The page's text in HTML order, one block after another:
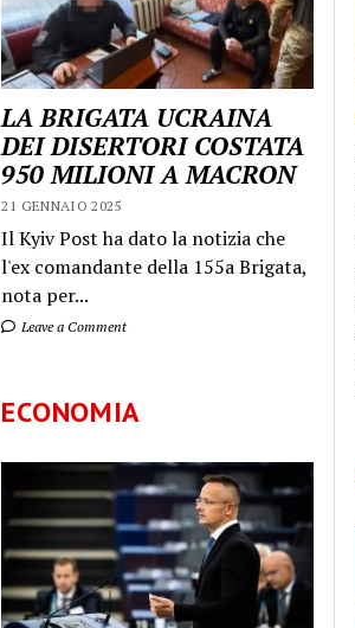
LA BRIGATA UCRAINA
DEI DISERTORI COSTATA
950 MILIONI A MACRON
21 GENNAIO 2025
Il Kyiv Post ha dato la notizia che
l'ex comandante della 155a Brigata,
nota per...
Leave a Comment
ECONOMIA